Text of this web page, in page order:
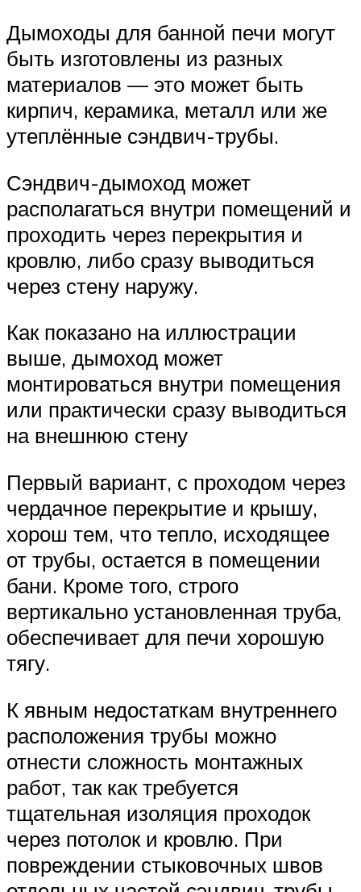
Дымоходы для банной печи могут
быть изготовлены из разных
материалов — это может быть
кирпич, керамика, металл или же
утеплённые сэндвич-трубы.
Сэндвич-дымоход может
располагаться внутри помещений и
проходить через перекрытия и
кровлю, либо сразу выводиться
через стену наружу.
Как показано на иллюстрации
выше, дымоход может
монтироваться внутри помещения
или практически сразу выводиться
на внешнюю стену
Первый вариант, с проходом через
чердачное перекрытие и крышу,
хорош тем, что тепло, исходящее
от трубы, остается в помещении
бани. Кроме того, строго
вертикально установленная труба,
обеспечивает для печи хорошую
тягу.
К явным недостаткам внутреннего
расположения трубы можно
отнести сложность монтажных
работ, так как требуется
тщательная изоляция проходок
через потолок и кровлю. При
повреждении стыковочных швов